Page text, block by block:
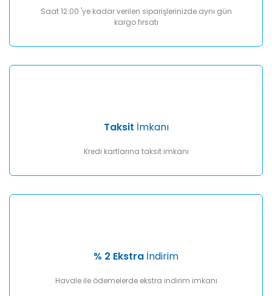
Saat 12:00 'ye kadar verilen siparişlerinizde aynı gün
kargo fırsatı
Taksit İmkanı
Kredi kartlarına taksit imkanı
% 2 Ekstra İndirim
Havale ile ödemelerde ekstra indirim imkanı